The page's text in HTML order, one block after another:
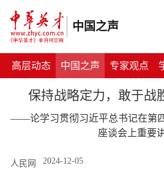
中国之声
高层动态 中国之声 专家观点
保持战略定力，敢于战
——论学习贯彻习近平总书记在第
座谈会上重要
人民网 2024-12-05